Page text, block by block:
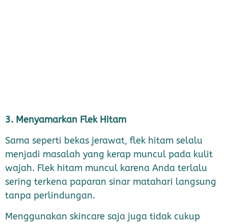
3. Menyamarkan Flek Hitam
Sama seperti bekas jerawat, flek hitam selalu
menjadi masalah yang kerap muncul pada kulit
wajah. Flek hitam muncul karena Anda terlalu
sering terkena paparan sinar matahari langsung
tanpa perlindungan.
Menggunakan skincare saja juga tidak cukup